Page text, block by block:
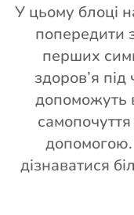
У цьому блоці
попередити
перших
здоров’я
допоможуть
дізнаватися